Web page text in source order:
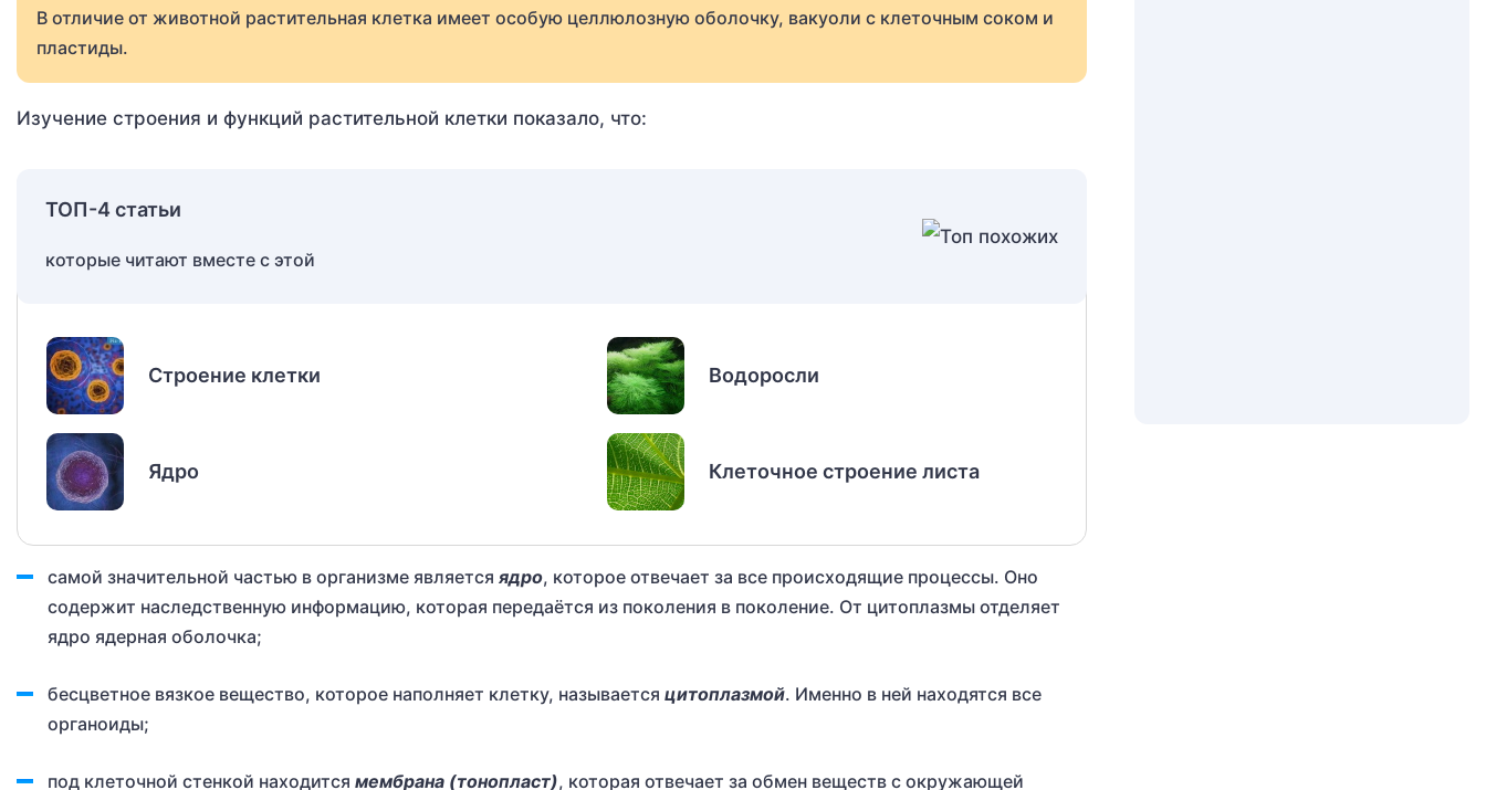
В отличие от животной растительная клетка имеет особую целлюлозную оболочку, вакуоли с клеточным соком и
пластиды.
Изучение строения и функций растительной клетки показало, что:
ТОП-4 статьи
которые читают вместе с этой
Строение клетки Водоросли
Ядро Клеточное строение листа
самой значительной частью в организме является ядро, которое отвечает за все происходящие процессы. Оно
содержит наследственную информацию, которая передаётся из поколения в поколение. От цитоплазмы отделяет
ядро ядерная оболочка;
бесцветное вязкое вещество, которое наполняет клетку, называется цитоплазмой. Именно в ней находятся все
органоиды;
под клеточной стенкой находится мембрана (тонопласт), которая отвечает за обмен веществ с окружающей